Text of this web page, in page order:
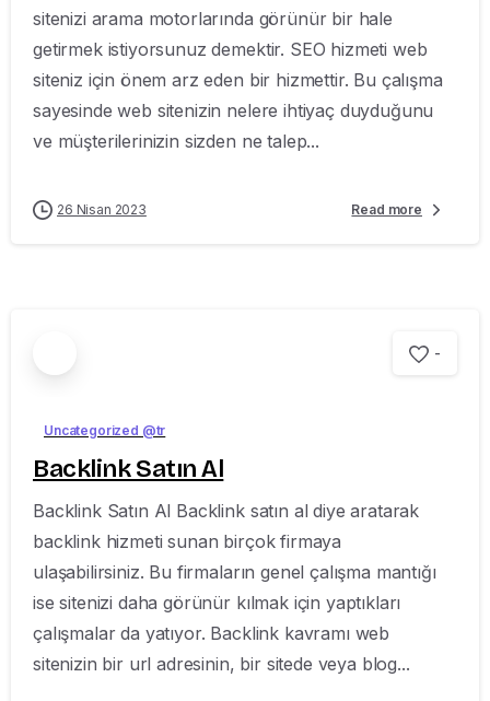
sitenizi arama motorlarında görünür bir hale
getirmek istiyorsunuz demektir. SEO hizmeti web
siteniz için önem arz eden bir hizmettir. Bu çalışma
sayesinde web sitenizin nelere ihtiyaç duyduğunu
ve müşterilerinizin sizden ne talep...
26 Nisan 2023 Read more
-
Uncategorized @tr
Backlink Satın Al
Backlink Satın Al Backlink satın al diye aratarak
backlink hizmeti sunan birçok firmaya
ulaşabilirsiniz. Bu firmaların genel çalışma mantığı
ise sitenizi daha görünür kılmak için yaptıkları
çalışmalar da yatıyor. Backlink kavramı web
sitenizin bir url adresinin, bir sitede veya blog...